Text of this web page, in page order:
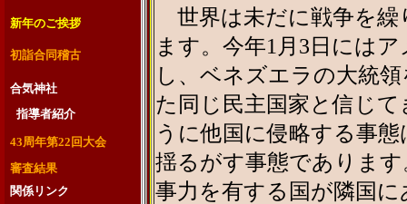
新年のご挨拶
初詣合同稽古
合気神社
指導者紹介
43周年第22回大会
審査結果
関係リンク
世界は未だに戦争を繰
ます。今年1月3日には
し、ベネズエラの大統
た同じ民主国家と信じ
うに他国に侵略する事
揺るがす事態でありま
事力を有する国が隣国